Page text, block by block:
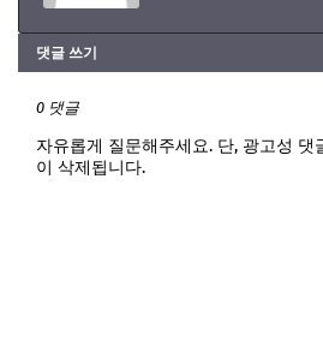
댓글 쓰기
0 댓글
자유롭게 질문해주세요. 단, 광고성 댓
이 삭제됩니다.